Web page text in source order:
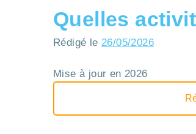
Quelles
Rédigé le26/05/2026
Mise à jour en 2026